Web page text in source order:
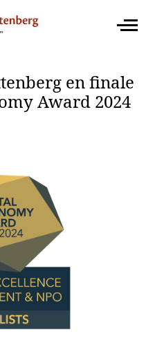
en finale
Award 2024